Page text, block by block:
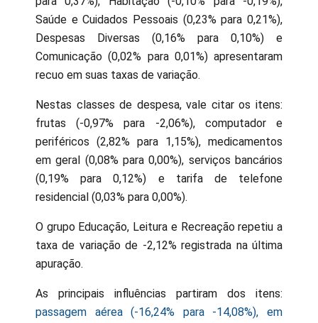
Saúde e Cuidados Pessoais (0,23% para 0,21%),
Despesas Diversas (0,16% para 0,10%) e
Comunicação (0,02% para 0,01%) apresentaram
recuo em suas taxas de variação.
Nestas classes de despesa, vale citar os itens:
frutas (-0,97% para -2,06%), computador e
periféricos (2,82% para 1,15%), medicamentos
em geral (0,08% para 0,00%), serviços bancários
(0,19% para 0,12%) e tarifa de telefone
residencial (0,03% para 0,00%).
O grupo Educação, Leitura e Recreação repetiu a
taxa de variação de -2,12% registrada na última
apuração.
As principais influências partiram dos itens:
passagem aérea (-16,24% para -14,08%), em